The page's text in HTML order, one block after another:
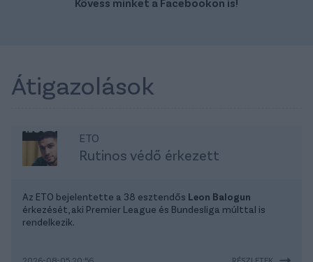
Átigazolások
ETO
Rutinos védő érkezett
Az ETO bejelentette a 38 esztendős Leon Balogun
érkezését, aki Premier League és Bundesliga múlttal is
rendelkezik.
2026-08-05 20:56 RÉSZLETEK